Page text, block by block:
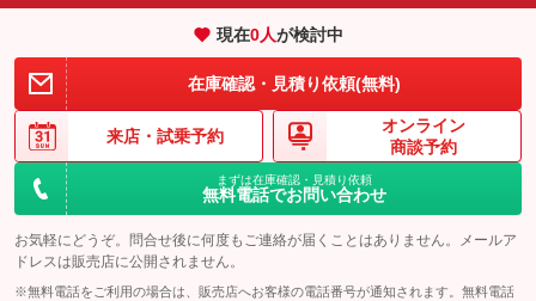
現在0人が検討中
在庫確認・見積り依頼(無料)
来店・ 試乗予約
オンライン
商談予約
まずは在庫確認・見積り依頼
無料電話でお問い合わせ
お気軽にどうぞ。問合せ後に何度もご連絡が届くことはありません。メールア
ドレスは販売店に公開されません。
※無料電話をご利用の場合は、販売店へお客様の電話番号が通知されます。無料電話